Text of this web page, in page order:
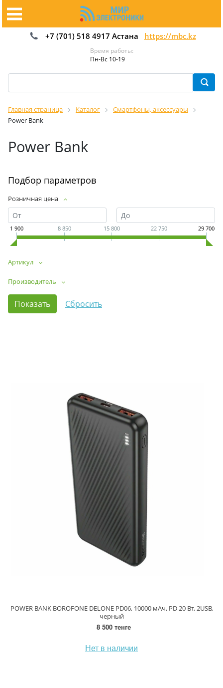
+7 (701) 518 4917 Астана https://mbc.kz
Время работы:
Пн-Вс 10-19
Главная страница Каталог
Смартфоны, аксессуары
Power Bank
Power Bank
Подбор параметров
Розничная цена
1 900 8 850 15 800 22 750 29 700
Артикул
Производитель
POWER BANK BOROFONE DELONE PD06, 10000 мАч, PD 20 Вт, 2USB,
черный
8 500 тенге
Нет в наличии